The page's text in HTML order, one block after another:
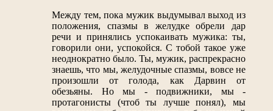
Между тем, пока мужик выдумывал выход из
положения, спазмы в желудке обрели дар
речи и принялись успокаивать мужика: ты,
говорили они, успокойся. С тобой такое уже
неоднократно было. Ты, мужик, распрекрасно
знаешь, что мы, желудочные спазмы, вовсе не
произошли от голода, как Дарвин от
обезьяны. Но мы - подвижники, мы -
протагонисты (чтоб ты лучше понял), мы